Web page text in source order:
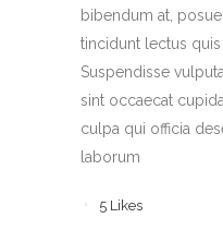
bibendum at,
tincidunt lectus
Suspendisse
sint occaecat
culpa qui officia
laborum
5 Likes